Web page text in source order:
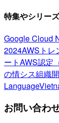
特集やシリー
Google Cloud
2024AWSトレ
ートAWS認定
の情シス組織
Language
お問い合わ